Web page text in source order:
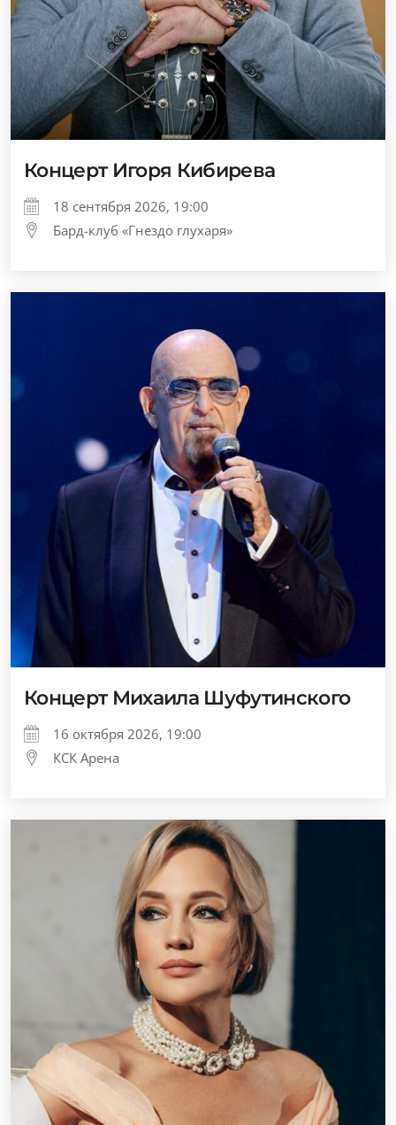
Концерт Игоря Кибирева
18 сентября 2026, 19:00
Бард-клуб «Гнездо глухаря»
Концерт Михаила Шуфутинского
16 октября 2026, 19:00
КСК Арена